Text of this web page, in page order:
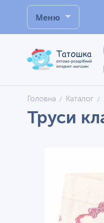
Меню
Головна Каталог
Труси